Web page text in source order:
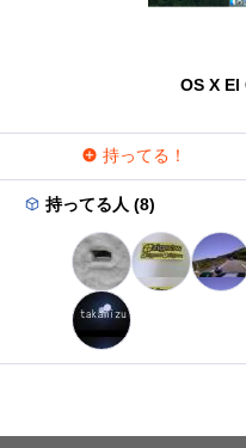
OS X
持ってる！
持ってる人 (8)